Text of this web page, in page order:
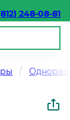
248-08-81